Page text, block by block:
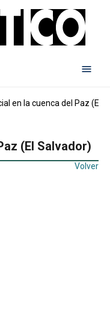
en la cuenca del Paz (El
(El Salvador)
Volver